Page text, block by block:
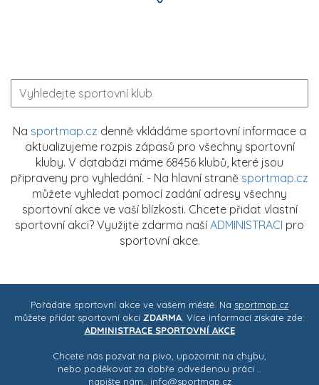
Na sportmap.cz denně vkládáme sportovní informace a
aktualizujeme rozpis zápasů pro všechny sportovní
kluby. V databázi máme 68456 klubů, které jsou
připraveny pro vyhledání. - Na hlavní straně sportmap.cz
můžete vyhledat pomocí zadání adresy všechny
sportovní akce ve vaší blízkosti. Chcete přidat vlastní
sportovní akci? Využijte zdarma naší ADMINISTRACI pro
sportovní akce.
Pořádáte sportovní akce ve vašem městě. Na sportmap.cz
můžete přidat sportovní akci ZDARMA . Více informací získáte zde:
ADMINISTRACE SPORTOVNÍ AKCE
Chcete nás pozvat na pivo, upozornit na chybu,
nebo poděkovat za dobře odvedenou práci ..
napište nám.. info@sportmap.cz